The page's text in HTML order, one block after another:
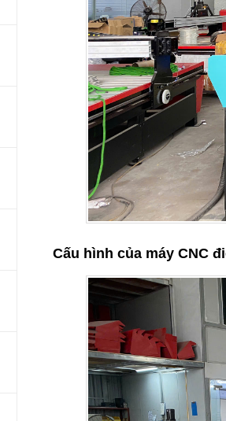
Cấu hình của máy CNC